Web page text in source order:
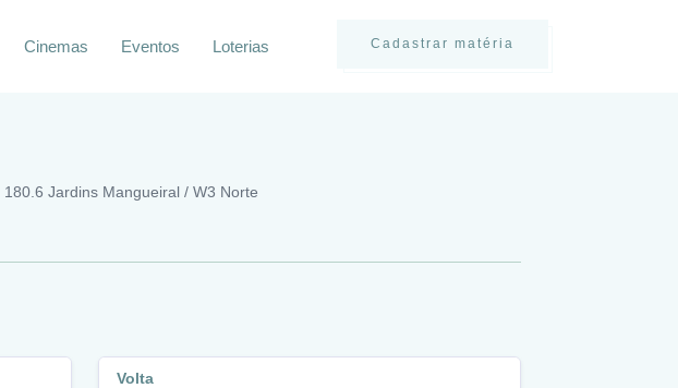
Cadastrar matéria
Cinemas Eventos Loterias
180.6 Jardins Mangueiral / W3 Norte
Volta